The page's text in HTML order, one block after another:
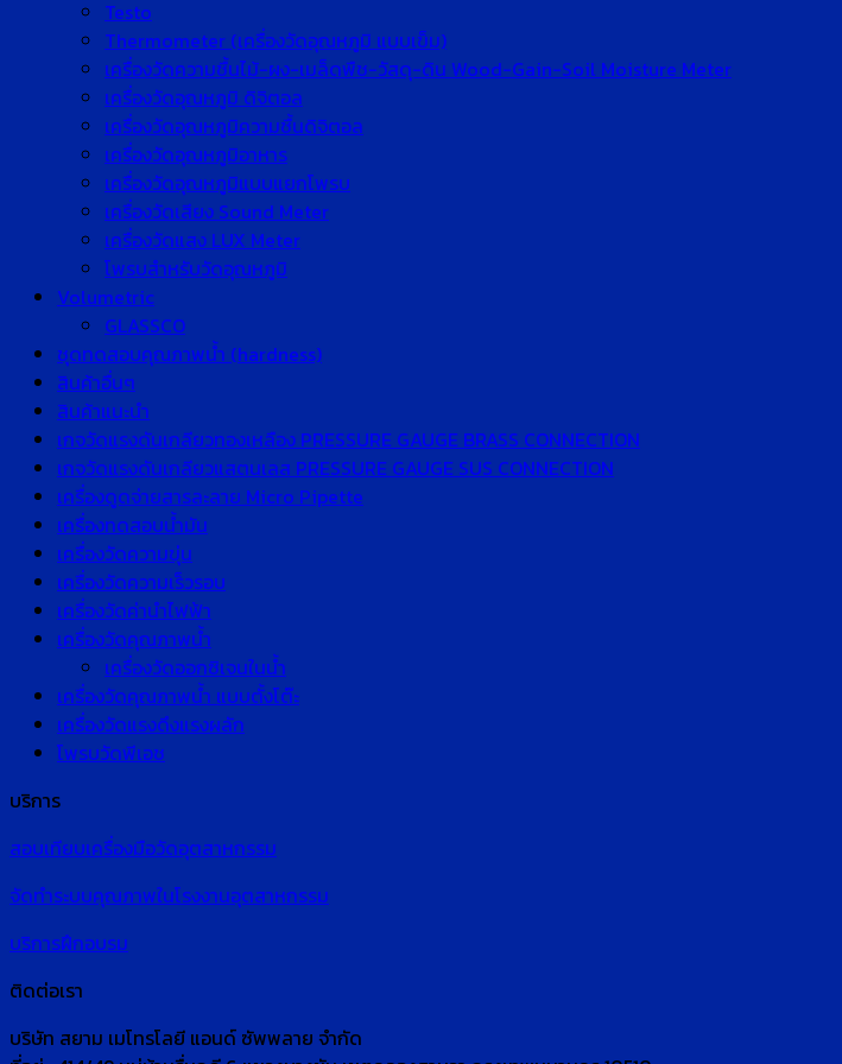
Testo
Thermometer (เครื่องวัดอุณหภูมิ แบบเข็ม)
เครื่องวัดความชื้นไม้-ผง-เมล็ดพืช-วัสดุ-ดิน Wood-Gain-Soil Moisture Meter
เครื่องวัดอุณหภูมิ ดิจิตอล
เครื่องวัดอุณหภูมิความชื้นดิจิตอล
เครื่องวัดอุณหภูมิอาหาร
เครื่องวัดอุณหภูมิแบบแยกโพรบ
เครื่องวัดเสียง Sound Meter
เครื่องวัดแสง LUX Meter
โพรบสำหรับวัดอุณหภูมิ
Volumetric
GLASSCO
ชุดทดสอบคุณภาพน้ำ (hardness)
สินค้าอื่นๆ
สินค้าแนะนำ
เกจวัดแรงดันเกลียวทองเหลือง PRESSURE GAUGE BRASS CONNECTION
เกจวัดแรงดันเกลียวแสตนเลส PRESSURE GAUGE SUS CONNECTION
เครื่องดูดจ่ายสารละลาย Micro Pipette
เครื่องทดสอบน้ำมัน
เครื่องวัดความขุ่น
เครื่องวัดความเร็วรอบ
เครื่องวัดค่านำไฟฟ้า
เครื่องวัดคุณภาพน้ำ
เครื่องวัดออกซิเจนในน้ำ
เครื่องวัดคุณภาพน้ำ แบบตั้งโต๊ะ
เครื่องวัดแรงดึงแรงผลัก
โพรบวัดพีเอช
บริการ
สอบเทียบเครื่องมือวัดอุตสาหกรรม
จัดทำระบบคุณภาพในโรงงานอุตสาหกรรม
บริการฝึกอบรม
ติดต่อเรา
บริษัท สยาม เมโทรโลยี แอนด์ ซัพพลาย จำกัด